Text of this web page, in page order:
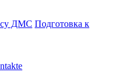
ДМС Подготовка к